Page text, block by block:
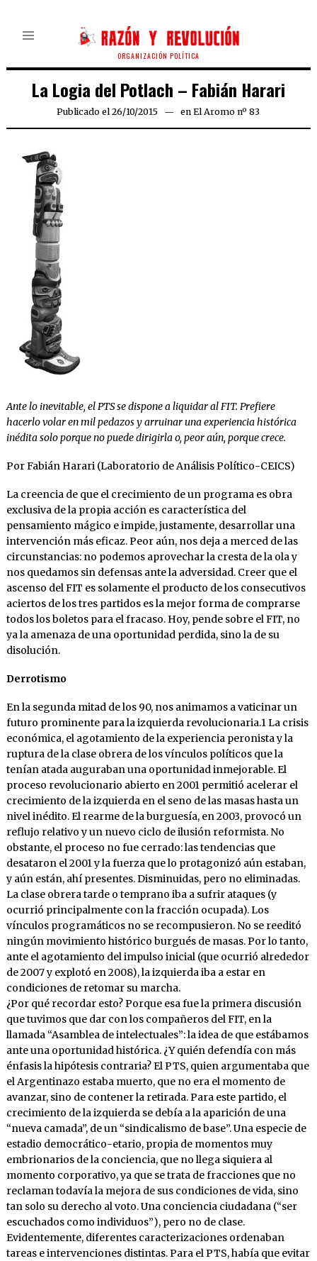
ORGANIZACIÓN POLÍTICA
La Logia del Potlach – Fabián Harari
Publicado el 26/10/2015 09/02/2016
en El Aromo nº 83
Ante lo inevitable, el PTS se dispone a liquidar al FIT. Prefiere
hacerlo volar en mil pedazos y arruinar una experiencia histórica
inédita solo porque no puede dirigirla o, peor aún, porque crece.
Por Fabián Harari (Laboratorio de Análisis Político-CEICS)
La creencia de que el crecimiento de un programa es obra
exclusiva de la propia acción es característica del
pensamiento mágico e impide, justamente, desarrollar una
intervención más eficaz. Peor aún, nos deja a merced de las
circunstancias: no podemos aprovechar la cresta de la ola y
nos quedamos sin defensas ante la adversidad. Creer que el
ascenso del FIT es solamente el producto de los consecutivos
aciertos de los tres partidos es la mejor forma de comprarse
todos los boletos para el fracaso. Hoy, pende sobre el FIT, no
ya la amenaza de una oportunidad perdida, sino la de su
disolución.
Derrotismo
En la segunda mitad de los 90, nos animamos a vaticinar un
futuro prominente para la izquierda revolucionaria.1 La crisis
económica, el agotamiento de la experiencia peronista y la
ruptura de la clase obrera de los vínculos políticos que la
tenían atada auguraban una oportunidad inmejorable. El
proceso revolucionario abierto en 2001 permitió acelerar el
crecimiento de la izquierda en el seno de las masas hasta un
nivel inédito. El rearme de la burguesía, en 2003, provocó un
reflujo relativo y un nuevo ciclo de ilusión reformista. No
obstante, el proceso no fue cerrado: las tendencias que
desataron el 2001 y la fuerza que lo protagonizó aún estaban,
y aún están, ahí presentes. Disminuidas, pero no eliminadas.
La clase obrera tarde o temprano iba a sufrir ataques (y
ocurrió principalmente con la fracción ocupada). Los
vínculos programáticos no se recompusieron. No se reeditó
ningún movimiento histórico burgués de masas. Por lo tanto,
ante el agotamiento del impulso inicial (que ocurrió alrededor
de 2007 y explotó en 2008), la izquierda iba a estar en
condiciones de retomar su marcha.
¿Por qué recordar esto? Porque esa fue la primera discusión
que tuvimos que dar con los compañeros del FIT, en la
llamada “Asamblea de intelectuales”: la idea de que estábamos
ante una oportunidad histórica. ¿Y quién defendía con más
énfasis la hipótesis contraria? El PTS, quien argumentaba que
el Argentinazo estaba muerto, que no era el momento de
avanzar, sino de contener la retirada. Para este partido, el
crecimiento de la izquierda se debía a la aparición de una
“nueva camada”, de un “sindicalismo de base”. Una especie de
estadio democrático-etario, propia de momentos muy
embrionarios de la conciencia, que no llega siquiera al
momento corporativo, ya que se trata de fracciones que no
reclaman todavía la mejora de sus condiciones de vida, sino
tan solo su derecho al voto. Una conciencia ciudadana (“ser
escuchados como individuos”), pero no de clase.
Evidentemente, diferentes caracterizaciones ordenaban
tareas e intervenciones distintas. Para el PTS, había que evitar